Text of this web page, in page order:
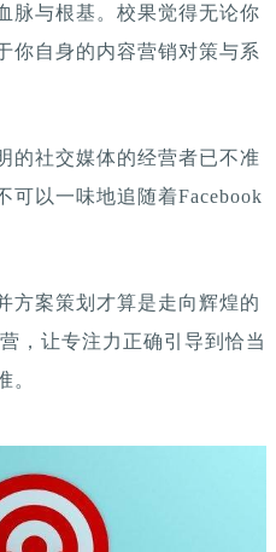
脉与根基。校果觉得无论你
你自身的内容营销对策与系
的社交媒体的经营者已不准
可以一味地追随着Facebook
方案策划才算是走向辉煌的
，让专注力正确引导到恰当
。